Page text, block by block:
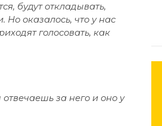
будут откладывать,
Но оказалось, что у нас
голосовать, как
за него и оно у